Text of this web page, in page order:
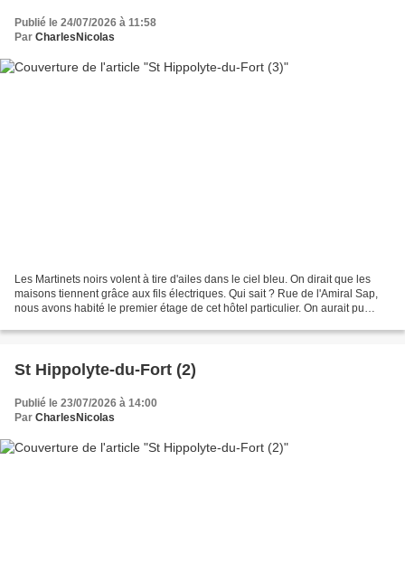
Publié le 24/07/2026 à 11:58
Par CharlesNicolas
Les Martinets noirs volent à tire d'ailes dans le ciel bleu. On dirait que les
maisons tiennent grâce aux fils électriques. Qui sait ? Rue de l'Amiral Sap,
nous avons habité le premier étage de cet hôtel particulier. On aurait pu
St Hippolyte-du-Fort (2)
Publié le 23/07/2026 à 14:00
Par CharlesNicolas